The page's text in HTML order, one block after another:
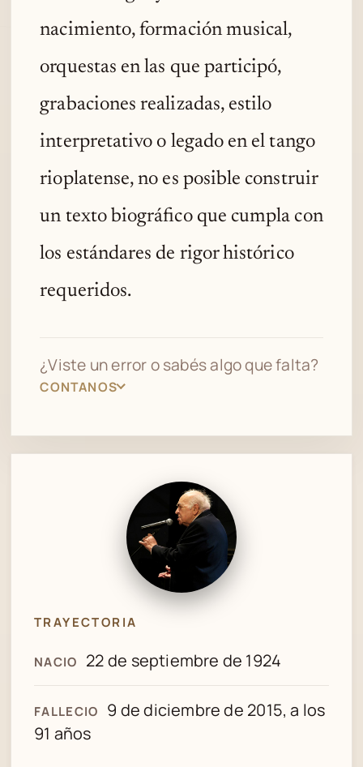
nacimiento, formación musical,
orquestas en las que participó,
grabaciones realizadas, estilo
interpretativo o legado en el tango
rioplatense, no es posible construir
un texto biográfico que cumpla con
los estándares de rigor histórico
requeridos.
¿Viste un error o sabés algo que falta?
CONTANOS
TRAYECTORIA
NACIO 22 de septiembre de 1924
FALLECIO
9 de diciembre de 2015, a los
91 años